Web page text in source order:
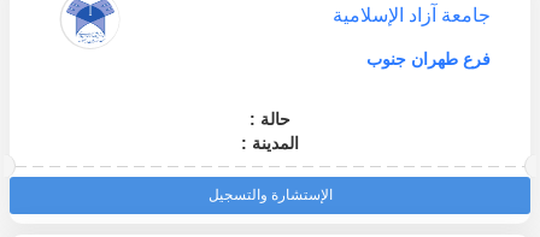
جامعة آزاد الإسلامية
فرع طهران جنوب
حالة :
المدينة :
الإستشارة والتسجيل